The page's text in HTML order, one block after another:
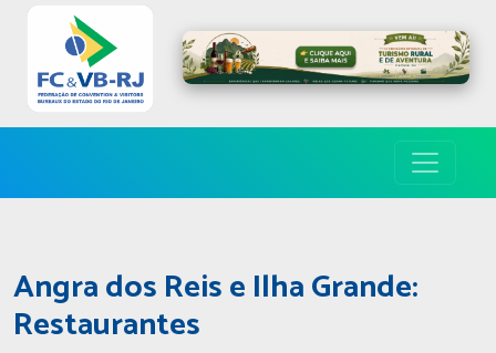
Angra dos Reis e Ilha Grande:
Restaurantes